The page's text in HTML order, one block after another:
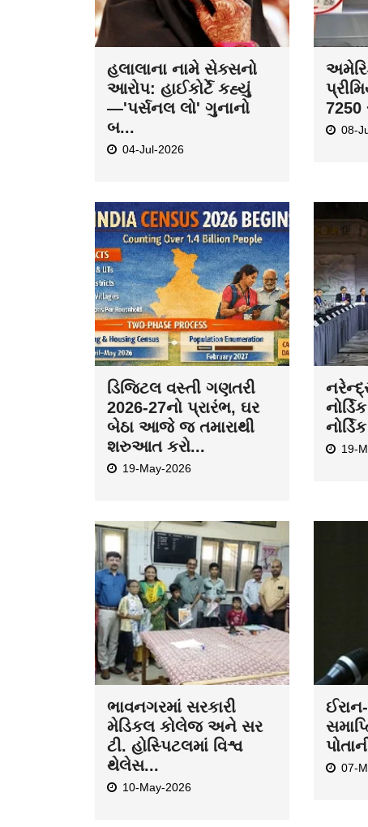
હલાલાના નામે સેક્સનો
આરોપ: હાઈકોર્ટે કહ્યું
—'પર્સનલ લો' ગુનાનો
બ...
04-Jul-2026
7250
08-
ડિજિટલ વસ્તી ગણતરી
2026-27નો પ્રારંભ, ઘર
બેઠા આજે જ તમારાથી
શરુઆત કરો...
19-May-2026
19-
ભાવનગરમાં સરકારી
મેડિકલ કોલેજ અને સર
ટી. હોસ્પિટલમાં વિશ્વ
થેલેસ...
10-May-2026
07-